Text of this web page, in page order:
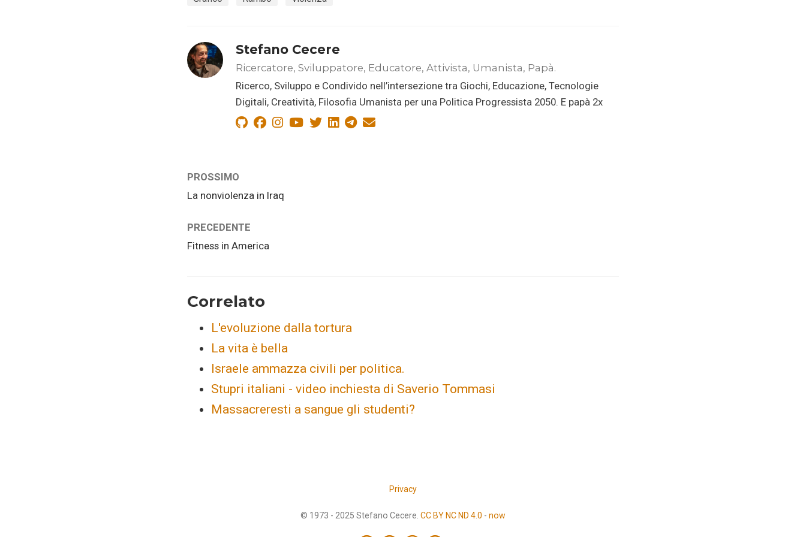
Stefano Cecere
Ricercatore, Sviluppatore, Educatore, Attivista, Umanista, Papà.
Ricerco, Sviluppo e Condivido nell’intersezione tra Giochi, Educazione, Tecnologie
Digitali, Creatività, Filosofia Umanista per una Politica Progressista 2050. E papà 2x
PROSSIMO
La nonviolenza in Iraq
PRECEDENTE
Fitness in America
Correlato
L'evoluzione dalla tortura
La vita è bella
Israele ammazza civili per politica.
Stupri italiani - video inchiesta di Saverio Tommasi
Massacreresti a sangue gli studenti?
Privacy
© 1973 - 2025 Stefano Cecere. CC BY NC ND 4.0 - now